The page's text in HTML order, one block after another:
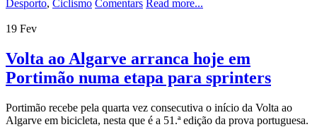
Desporto, Ciclismo Comentars Read more...
19 Fev
Volta ao Algarve arranca hoje em
Portimão numa etapa para sprinters
Portimão recebe pela quarta vez consecutiva o início da Volta ao
Algarve em bicicleta, nesta que é a 51.ª edição da prova portuguesa.